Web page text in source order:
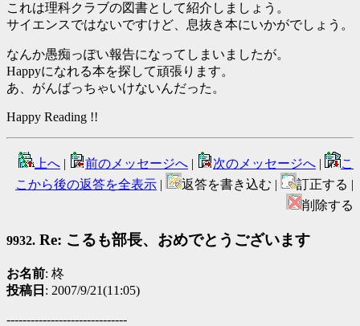
これは理科クラブの図書として紹介しましょう。
サイエンスではないですけど、息抜き本にいかがでしょう。
なんか愚痴っぽい報告になってしまいましたが。
Happyになれる本を探して頑張ります。
あ、がんばっちゃいけないんだった。
Happy Reading !!
上へ | 前のメッセージへ | 次のメッセージへ |
こ
こから後の返答を全表示 | 返答を書き込む |
訂正する |
削除する
9932. Re: こるも部長、おめでとうございます
お名前: 柊
投稿日 : 2007/9/21(11:05)
------------------------------